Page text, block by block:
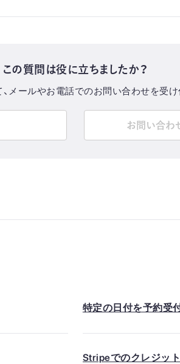
この質問は役に立ちましたか？
メールやお電話でのお問い合わせを受け
お問い合わ
特定の日付を予約受
Stripeでのクレジッ